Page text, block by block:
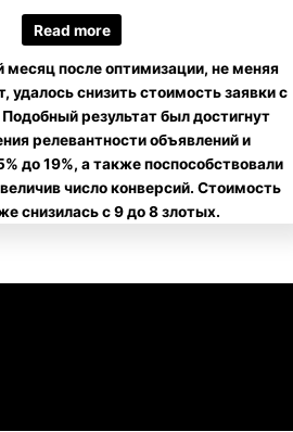
Read more
месяц после оптимизации, не меняя
снизить стоимость заявки с
результат был достигнут
релевантности объявлений и
до 19%, а также поспособствовали
число конверсий. Стоимость
снизилась с 9 до 8 злотых.